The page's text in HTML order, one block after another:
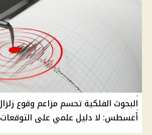
أغسطس: لا دليل علمي على التوقعات